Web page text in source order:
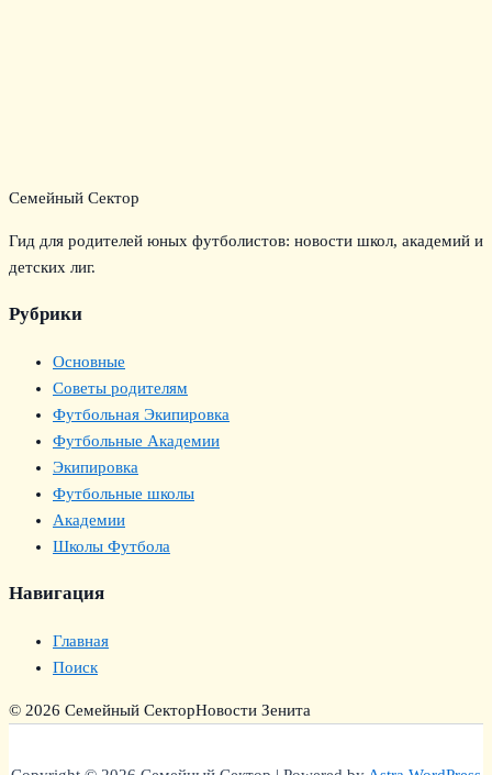
Семейный Сектор
Гид для родителей юных футболистов: новости школ, академий и
детских лиг.
Рубрики
Основные
Советы родителям
Футбольная Экипировка
Футбольные Академии
Экипировка
Футбольные школы
Академии
Школы Футбола
Навигация
Главная
Поиск
© 2026 Семейный СекторНовости Зенита